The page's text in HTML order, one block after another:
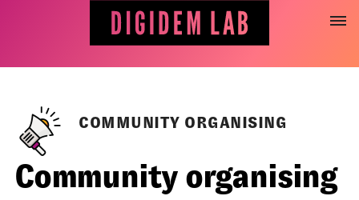
COMMUNITY ORGANISING
Community organising